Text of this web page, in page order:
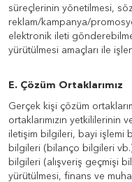
süreçlerinin yönetilmesi,
reklam/kampanya/
elektronik ileti
yürütülmesi amaçları ile
E. Çözüm Ortaklarımız
Gerçek kişi çözüm
ortaklarımızın yetkililerinin
iletişim bilgileri, bayi işlemi
bilgileri (bilanço bilgileri
bilgileri (alışveriş geçmişi
yürütülmesi, finans ve